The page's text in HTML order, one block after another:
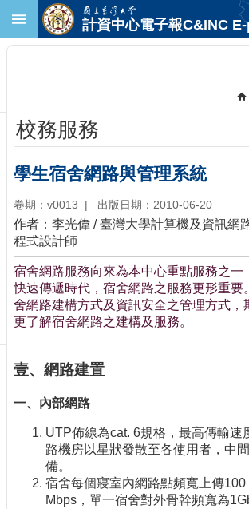
跳到主要內容區塊
首
頁
臺
大
首
頁
計
中
首
頁
聯
絡
訊
閱/
消
導
計資中心電子報C&INC
校務服務
學生宿舍網路與管理系統
卷期：v0013 出版日期：2010-06-20
作者：李光偉 / 臺灣大學計算機及資訊網
程式設計師
宿舍網路服務向來為本中心重點服務之一
快速傳遞時代，宿舍網路之服務更形重要
舍網路建構方式及資訊安全之管理方式，
更了解宿舍網路之建構及服務。
壹、網路建置
一、內部網路
UTP佈線為cat. 6規格，最高傳輸速
路機房以星狀發散至各使用者，中
備。
宿舍每個寢室內網路點頻寬上傳
Mbps，單一宿舍對外骨幹頻寬為